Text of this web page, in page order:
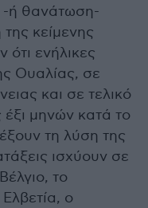
-ή θανάτωση-
κείμενης
ενήλικες
Ουαλίας, σε
και σε τελικό
μηνών κατά το
τη λύση της
ισχύουν σε
το
ο